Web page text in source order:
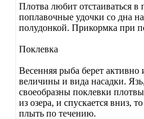
Плотва любит отстаиваться
поплавочные удочки со дна
полудонкой. Прикормка при
Поклевка
Весенняя рыба берет активно
величины и вида насадки.
своеобразны поклевки
из озера, и спускается вниз,
плыть по течению.